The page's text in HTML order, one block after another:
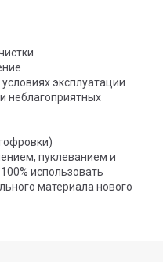
эксплуатации
неблагоприятных
пуклеванием и
использовать
материала нового